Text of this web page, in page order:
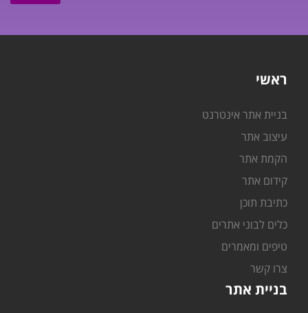
ראשי
בניית אתר אינטרנט
עיצוב אתר
הקמת אתר
קידום אתר
כתיבת תוכן
כלים לבוני אתרים
טיפים ומאמרים
צרו קשר
בניית אתר